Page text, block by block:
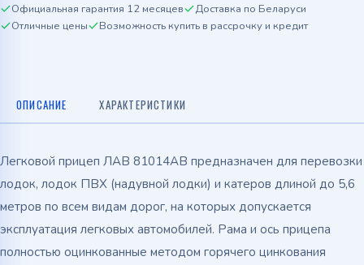
Официальная гарантия 12 месяцев
Доставка по Беларуси
Отличные цены
Возможность купить в рассрочку и кредит
ОПИСАНИЕ ХАРАКТЕРИСТИКИ
Легковой прицеп ЛАВ 81014АВ предназначен для перевозки
лодок, лодок ПВХ (надувной лодки) и катеров длиной до 5,6
метров по всем видам дорог, на которых допускается
эксплуатация легковых автомобилей. Рама и ось прицепа
полностью оцинкованные методом горячего цинкования